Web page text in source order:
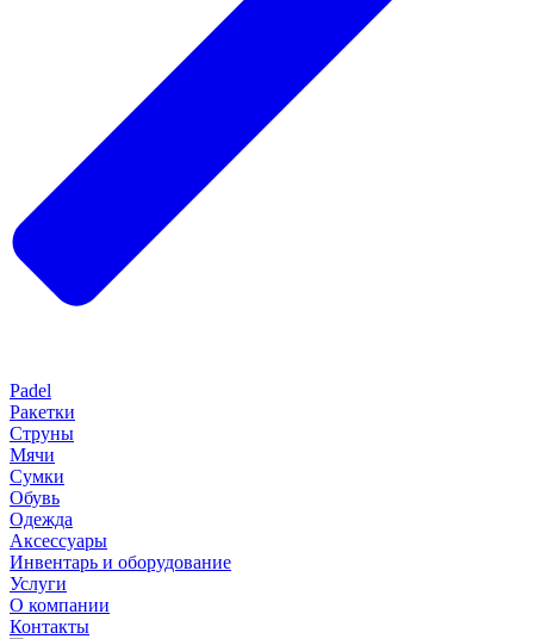
Padel
Ракетки
Струны
Мячи
Сумки
Обувь
Одежда
Аксессуары
Инвентарь и оборудование
Услуги
О компании
Контакты